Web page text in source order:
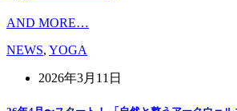
AND MORE…
NEWS, YOGA
2026年3月11日